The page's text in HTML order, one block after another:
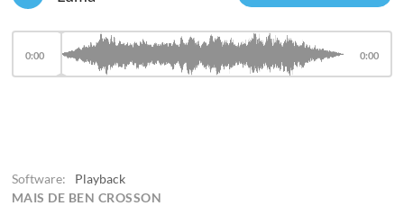
Software:
Playback
MAIS DE BEN CROSSON
0:00 0:00